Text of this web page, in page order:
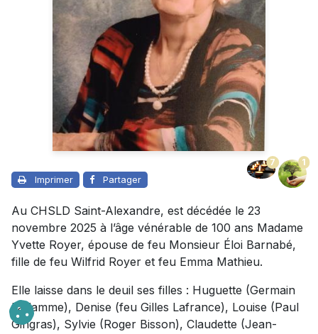
Imprimer Partager
7 1
Au CHSLD Saint-Alexandre, est décédée le 23
novembre 2025 à l’âge vénérable de 100 ans Madame
Yvette Royer, épouse de feu Monsieur Éloi Barnabé,
fille de feu Wilfrid Royer et feu Emma Mathieu.
Elle laisse dans le deuil ses filles : Huguette (Germain
Laflamme), Denise (feu Gilles Lafrance), Louise (Paul
Gingras), Sylvie (Roger Bisson), Claudette (Jean-